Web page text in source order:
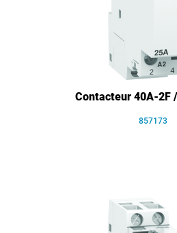
Contacteur 40A-2F
857173